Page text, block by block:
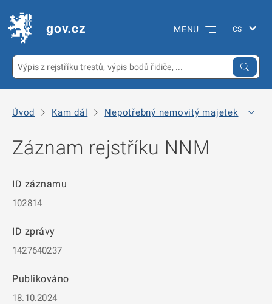
gov.cz MENU
Úvod Kam dál Nepotřebný nemovitý majetek
Záznam rejstříku NNM
ID záznamu
102814
ID zprávy
1427640237
Publikováno
18.10.2024